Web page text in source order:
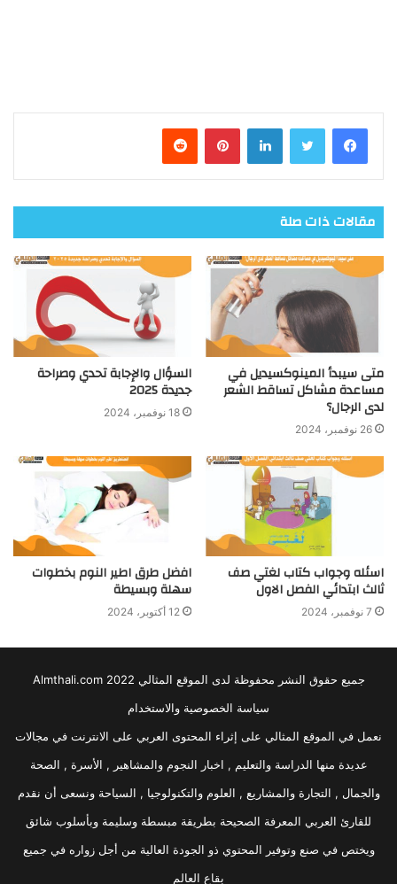
فيسبوك تويتر لينكدإن بينتيريست
مقالات ذات صلة
متى سيبدأ المينوكسيديل في
مساعدة مشاكل تساقط الشعر
لدى الرجال؟
26 نوفمبر، 2024
السؤال والإجابة تحدي وصراحة
جديدة 2025
18 نوفمبر، 2024
اسئله وجواب كتاب لغتي صف
ثالث ابتدائي الفصل الاول
7 نوفمبر، 2024
افضل طرق اطير النوم بخطوات
سهلة وبسيطة
12 أكتوبر، 2024
جميع حقوق النشر محفوظة لدى الموقع المثالي 2022 Almthali.com
سياسة الخصوصية والاستخدام
نعمل في الموقع المثالي على إثراء المحتوى العربي على الانترنت في مجالات
عديدة منها الدراسة والتعليم , اخبار النجوم والمشاهير , الأسرة , الصحة
والجمال , التجارة والمشاريع , العلوم والتكنولوجيا , السياحة ونسعى أن نقدم
للقارئ العربي المعرفة الصحيحة بطريقة مبسطة وسليمة وبأسلوب شائق
ويختص في صنع وتوفير المحتوي ذو الجودة العالية من أجل زواره في جميع
بقاع العالم